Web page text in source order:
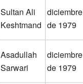
Sultan Ali
Keshtmand
diciembre
de 1979
Asadullah
Sarwari
diciembre
de 1979